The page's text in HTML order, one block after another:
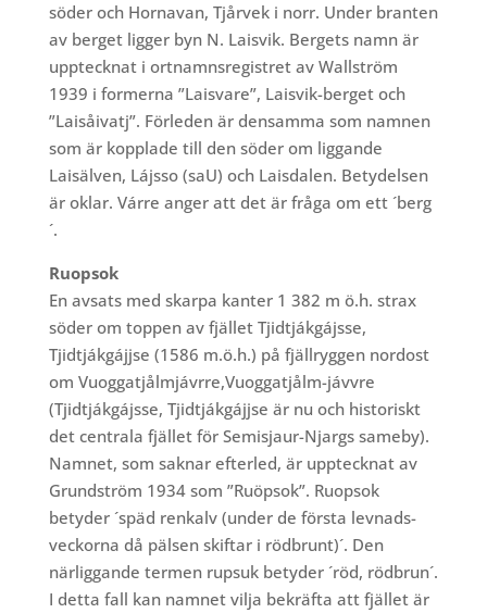
söder och Hornavan, Tjårvek i norr. Under branten
av berget ligger byn N. Laisvik. Bergets namn är
upptecknat i ortnamnsregistret av Wallström
1939 i formerna ”Laisvare”, Laisvik-berget och
”Laisåivatj”. Förleden är densamma som namnen
som är kopplade till den söder om liggande
Laisälven, Lájsso (saU) och Laisdalen. Betydelsen
är oklar. Várre anger att det är fråga om ett ´berg
´.
Ruopsok
En avsats med skarpa kanter 1 382 m ö.h. strax
söder om toppen av fjället Tjidtjákgájsse,
Tjidtjákgájjse (1586 m.ö.h.) på fjällryggen nordost
om Vuoggatjålmjávrre,Vuoggatjålm-jávvre
(Tjidtjákgájsse, Tjidtjákgájjse är nu och historiskt
det centrala fjället för Semisjaur-Njargs sameby).
Namnet, som saknar efterled, är upptecknat av
Grundström 1934 som ”Ruöpsok”. Ruopsok
betyder ´späd renkalv (under de första levnads-
veckorna då pälsen skiftar i rödbrunt)´. Den
närliggande termen rupsuk betyder ´röd, rödbrun´.
I detta fall kan namnet vilja bekräfta att fjället är